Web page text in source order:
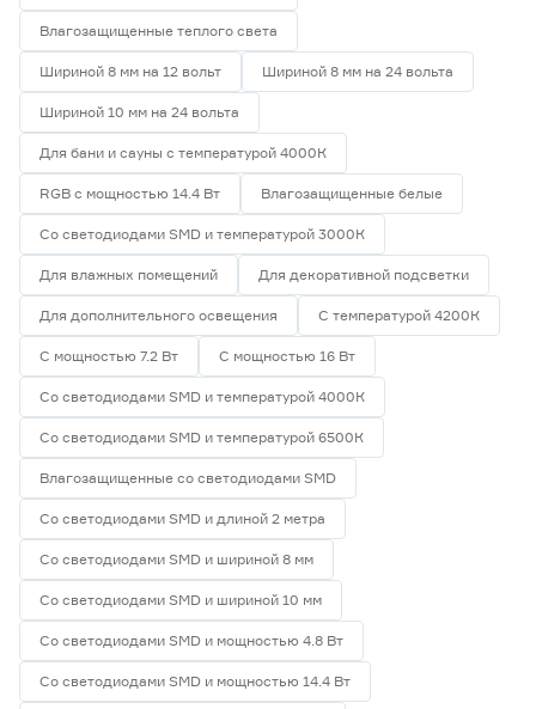
Влагозащищенные теплого света
Шириной 8 мм на 12 вольт Шириной 8 мм на 24 вольта
Шириной 10 мм на 24 вольта
Для бани и сауны с температурой 4000К
RGB с мощностью 14.4 Вт Влагозащищенные белые
Со светодиодами SMD и температурой 3000К
Для влажных помещений Для декоративной подсветки
Для дополнительного освещения С температурой 4200К
С мощностью 7.2 Вт С мощностью 16 Вт
Со светодиодами SMD и температурой 4000К
Со светодиодами SMD и температурой 6500К
Влагозащищенные со светодиодами SMD
Со светодиодами SMD и длиной 2 метра
Со светодиодами SMD и шириной 8 мм
Со светодиодами SMD и шириной 10 мм
Со светодиодами SMD и мощностью 4.8 Вт
Со светодиодами SMD и мощностью 14.4 Вт